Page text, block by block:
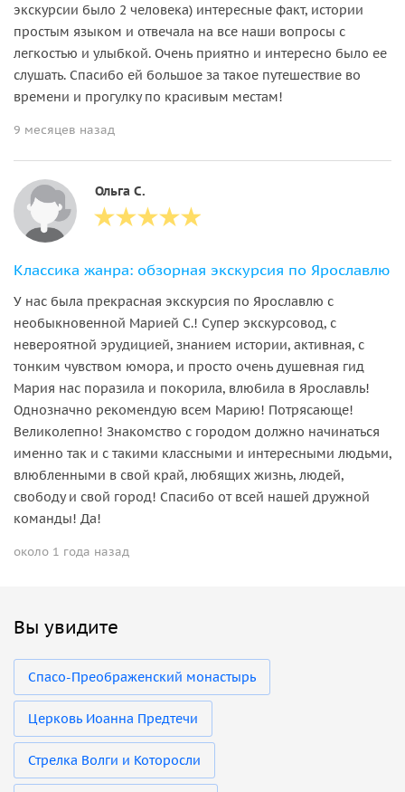
экскурсии было 2 человека) интересные факт, истории
простым языком и отвечала на все наши вопросы с
легкостью и улыбкой. Очень приятно и интересно было ее
слушать. Спасибо ей большое за такое путешествие во
времени и прогулку по красивым местам!
9 месяцев назад
Ольга С.
Классика жанра: обзорная экскурсия по Ярославлю
У нас была прекрасная экскурсия по Ярославлю с
необыкновенной Марией С.! Супер экскурсовод, с
невероятной эрудицией, знанием истории, активная, с
тонким чувством юмора, и просто очень душевная гид
Мария нас поразила и покорила, влюбила в Ярославль!
Однозначно рекомендую всем Марию! Потрясающе!
Великолепно! Знакомство с городом должно начинаться
именно так и с такими классными и интересными людьми,
влюбленными в свой край, любящих жизнь, людей,
свободу и свой город! Спасибо от всей нашей дружной
команды! Да!
около 1 года назад
Вы увидите
Спасо-Преображенский монастырь
Церковь Иоанна Предтечи
Стрелка Волги и Которосли